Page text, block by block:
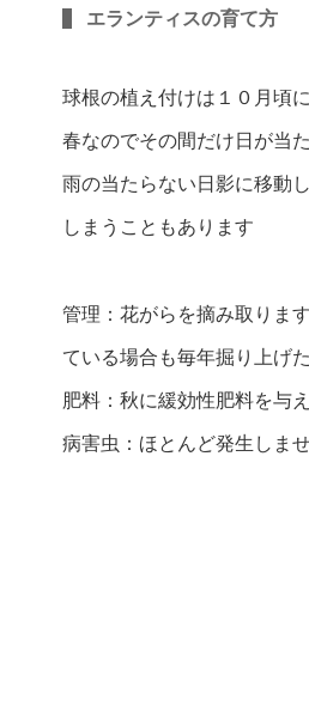
エランティスの育て方
球根の植え付けは１０月頃
春なのでその間だけ日が当
雨の当たらない日影に移動
しまうこともあります
管理：花がらを摘み取りま
ている場合も毎年掘り上げ
肥料：秋に緩効性肥料を与
病害虫：ほとんど発生しま